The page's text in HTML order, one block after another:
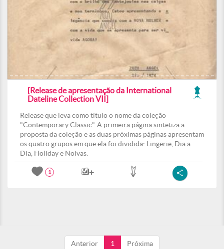
[Release de apresentação da International
Dateline Collection VII]
Release que leva como título o nome da coleção
"Contemporary Classic". A primeira página sintetiza a
proposta da coleção e as duas próximas páginas apresentam
os quatro grupos em que ela foi dividida: Lingerie, Dia a
Dia, Holiday e Noivas.
1
Anterior 1 Próxima